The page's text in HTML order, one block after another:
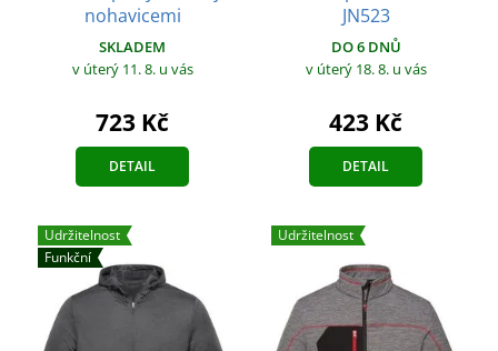
nohavicemi
SKLADEM
v úterý 11. 8. u vás
723 Kč
DETAIL
JN523
DO 6 DNŮ
v úterý 18. 8. u vás
423 Kč
DETAIL
Udržitelnost
Funkční
Udržitelnost